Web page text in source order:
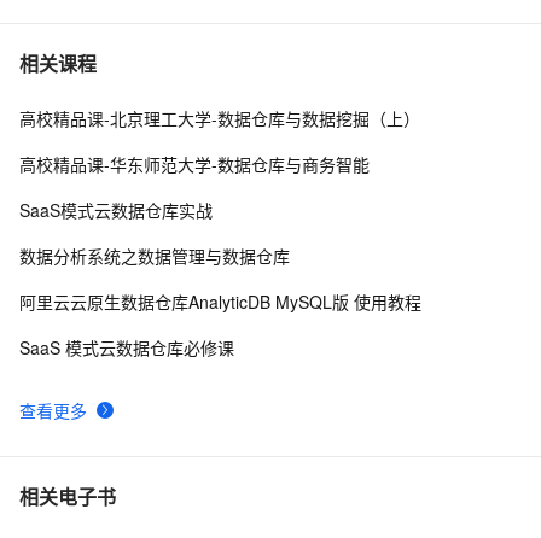
9
10AnalyticDB for MySQL技术架构解析
相关课程
查看更多
高校精品课-北京理工大学-数据仓库与数据挖掘（上）
高校精品课-华东师范大学-数据仓库与商务智能
SaaS模式云数据仓库实战
数据分析系统之数据管理与数据仓库
阿里云云原生数据仓库AnalyticDB MySQL版 使用教程
SaaS 模式云数据仓库必修课
相关电子书